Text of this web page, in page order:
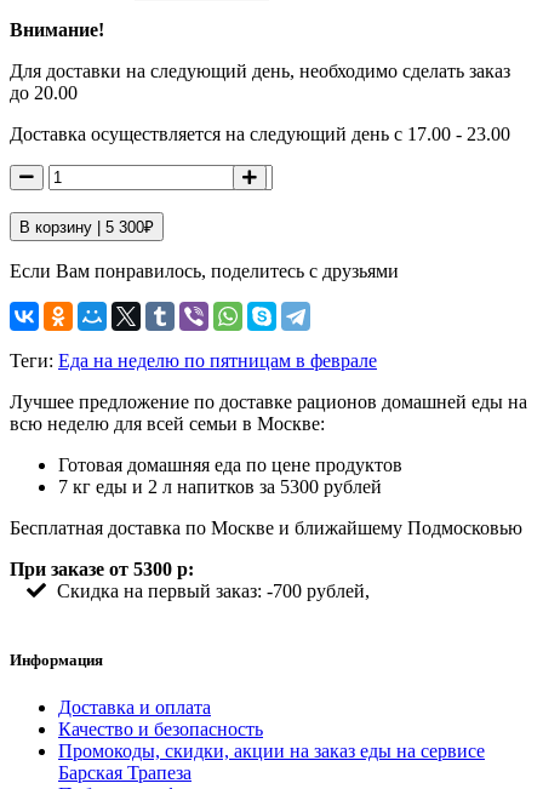
Внимание!
Для доставки на следующий день, необходимо сделать заказ
до 20.00
Доставка осуществляется на следующий день с 17.00 - 23.00
В корзину | 5 300₽
Если Вам понравилось, поделитесь с друзьями
Теги: Еда на неделю по пятницам в феврале
Лучшее предложение по доставке рационов домашней еды на
всю неделю для всей семьи в Москве:
Готовая домашняя еда по цене продуктов
7 кг еды и 2 л напитков за 5300 рублей
Бесплатная доставка по Москве и ближайшему Подмосковью
При заказе от 5300 р:
Скидка на первый заказ: -700 рублей,
Информация
Доставка и оплата
Качество и безопасность
Промокоды, скидки, акции на заказ еды на сервисе
Барская Трапеза